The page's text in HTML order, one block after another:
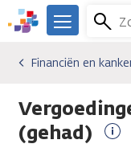
Overslaan
en
gaan
We
er
je.
Kanker.nl
Menu
Gevolgen van
Financiën en
Algemeen
Financiën en
(gehad)